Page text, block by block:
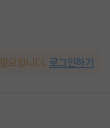
요합니다. 로그인하기